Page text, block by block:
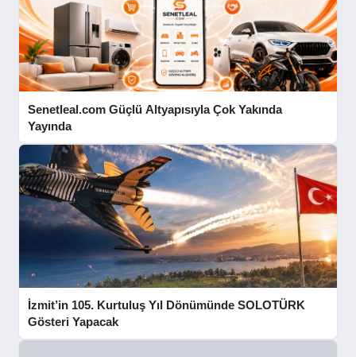
Senetleal.com Güçlü Altyapısıyla Çok Yakında
Yayında
İzmit’in 105. Kurtuluş Yıl Dönümünde SOLOTÜRK
Gösteri Yapacak